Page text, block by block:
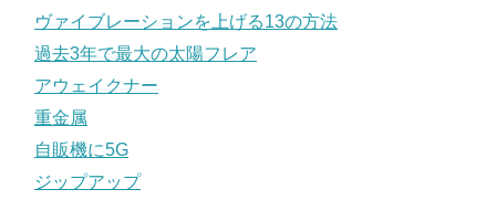
ヴァイブレーションを上げる13の方法
過去3年で最大の太陽フレア
アウェイクナー
重金属
自販機に5G
ジップアップ